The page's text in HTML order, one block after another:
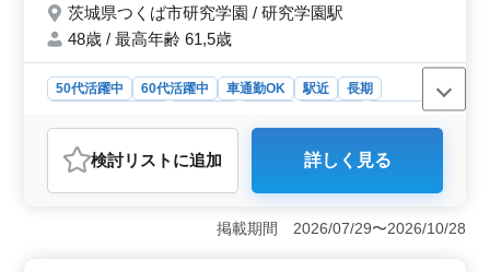
茨城県つくば市研究学園 / 研究学園駅
48歳 / 最高年齢 61,5歳
50代活躍中 60代活躍中 車通勤OK 駅近
長期
業務委託
おすすめポイント
＜働きやすさ＞ この求人は、残業が少なく、ワークラ
イフバランスを大切にしたい方に最適です。週5日勤務
で、土日祝日は休み、夏季休業や年末年始もあります。
検討リスト に追加 詳しく見る
掲載期間 2026/07/29〜2026/10/28